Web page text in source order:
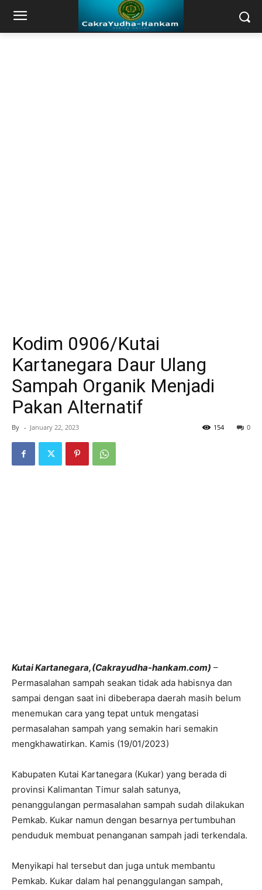
Kodim 0906/Kutai
Kartanegara Daur Ulang
Sampah Organik Menjadi
Pakan Alternatif
By - January 22, 2023 0
154
Kutai Kartanegara,(Cakrayudha-hankam.com) –
Permasalahan sampah seakan tidak ada habisnya dan
sampai dengan saat ini dibeberapa daerah masih belum
menemukan cara yang tepat untuk mengatasi
permasalahan sampah yang semakin hari semakin
mengkhawatirkan. Kamis (19/01/2023)
Kabupaten Kutai Kartanegara (Kukar) yang berada di
provinsi Kalimantan Timur salah satunya,
penanggulangan permasalahan sampah sudah dilakukan
Pemkab. Kukar namun dengan besarnya pertumbuhan
penduduk membuat penanganan sampah jadi terkendala.
Menyikapi hal tersebut dan juga untuk membantu
Pemkab. Kukar dalam hal penanggulangan sampah,